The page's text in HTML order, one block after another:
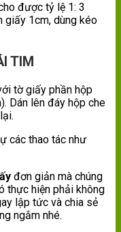
được tỷ lệ 1: 3
giấy 1cm, dùng kéo
TIM
tờ giấy phần hộp
Dán lên đáy hộp che
các thao tác như
đơn giản mà chúng
thực hiện phải không
lập tức và chia sẻ
ngắm nhé.